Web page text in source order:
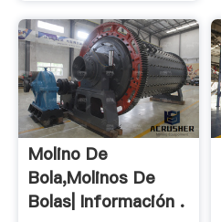
Molino De
Bola,Molinos De
Bolas| Información .